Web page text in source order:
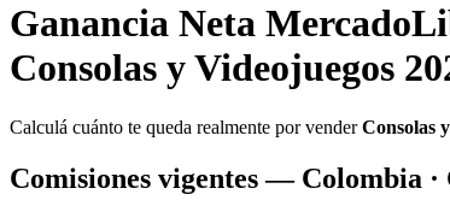
Ganancia Neta
Consolas y Videojuegos
Calculá cuánto te queda realmente por venderConsolas
Comisiones vigentes — Colombia ·